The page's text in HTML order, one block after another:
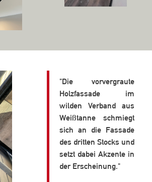
"Die vorvergraute
Holzfassade im
wilden Verband aus
Weißtanne schmiegt
sich an die Fassade
des dritten Stocks und
setzt dabei Akzente in
der Erscheinung."